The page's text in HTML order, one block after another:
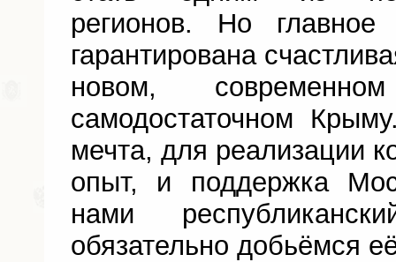
регионов. Но
гарантирована
новом,
самодостаточном
мечта, для реализации
опыт, и поддержка
нами
обязательно добьёмся